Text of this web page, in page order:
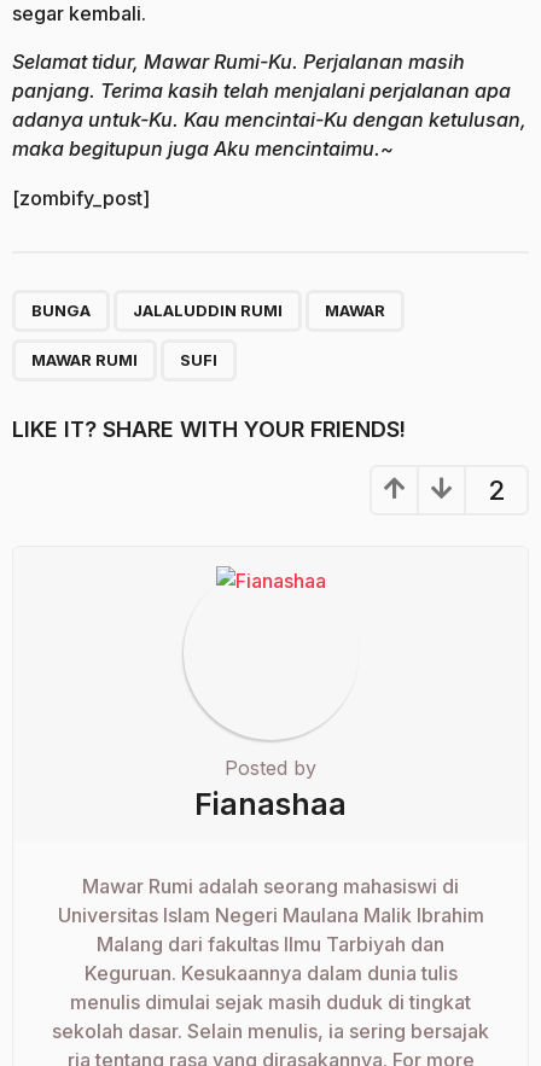
segar kembali.
Selamat tidur, Mawar Rumi-Ku. Perjalanan masih
panjang. Terima kasih telah menjalani perjalanan apa
adanya untuk-Ku. Kau mencintai-Ku dengan ketulusan,
maka begitupun juga Aku mencintaimu.~
[zombify_post]
BUNGA JALALUDDIN RUMI MAWAR
MAWAR RUMI SUFI
LIKE IT? SHARE WITH YOUR FRIENDS!
2
Posted by
Fianashaa
Mawar Rumi adalah seorang mahasiswi di
Universitas Islam Negeri Maulana Malik Ibrahim
Malang dari fakultas Ilmu Tarbiyah dan
Keguruan. Kesukaannya dalam dunia tulis
menulis dimulai sejak masih duduk di tingkat
sekolah dasar. Selain menulis, ia sering bersajak
ria tentang rasa yang dirasakannya. For more